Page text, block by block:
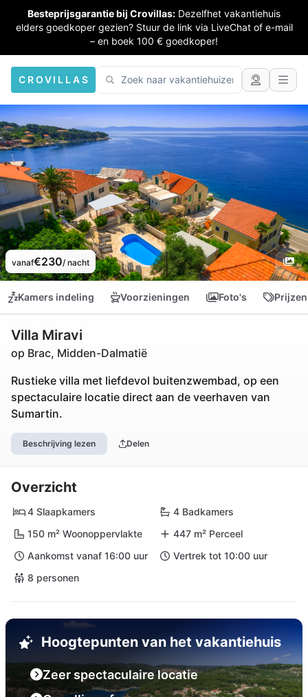
Besteprijsgarantie bij Crovillas: Dezelfhet vakantiehuis
elders goedkoper gezien? Stuur de link via LiveChat of e-mail
– en boek 100 € goedkoper!
CROVILLAS
vanaf€230/ nacht
Kamers indeling Voorzieningen Foto's
Villa Miravi
op Brac, Midden-Dalmatië
Rustieke villa met liefdevol buitenzwembad, op een
spectaculaire locatie direct aan de veerhaven van
Sumartin.
Beschrijving lezen Delen
Overzicht
4 Slaapkamers
4 Badkamers
150 m² Woonoppervlakte
447 m² Perceel
Aankomst vanaf 16:00 uur
Vertrek tot 10:00 uur
8 personen
Hoogtepunten van het vakantiehuis
Zeer spectaculaire locatie